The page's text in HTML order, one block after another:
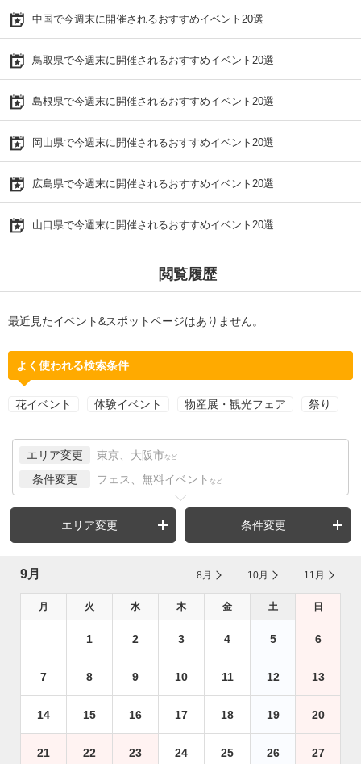
中国で今週末に開催されるおすすめイベント20選
鳥取県で今週末に開催されるおすすめイベント20選
島根県で今週末に開催されるおすすめイベント20選
岡山県で今週末に開催されるおすすめイベント20選
広島県で今週末に開催されるおすすめイベント20選
山口県で今週末に開催されるおすすめイベント20選
閲覧履歴
最近見たイベント&スポットページはありません。
よく使われる検索条件
花イベント 体験イベント 物産展・観光フェア 祭り
エリア変更 東京、大阪市 など
条件変更 フェス、無料イベント など
エリア変更 条件変更
9月 8月 10月 11月
月 火 水 木 金 土 日
1 2 3 4 5 6
7 8 9 10 11 12 13
14 15 16 17 18 19 20
21 22 23 24 25 26 27